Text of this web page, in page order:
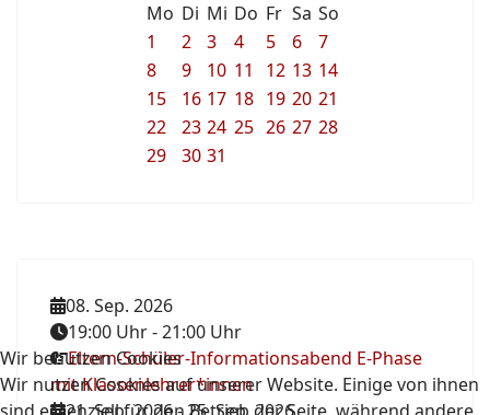
Mo Di Mi Do Fr Sa So
1
2 3 4 5 6
7
8
9 10 11 12 13 14
15
16 17 18 19 20 21
22
23 24 25 26 27 28
29
30 31
08. Sep. 2026
19:00 Uhr-21:00 Uhr
Eltern-Schüler-Informationsabend E-Phase
mit Klassenlehrer*innen
Wir benutzen Cookies
Wir nutzen Cookies auf unserer Website. Einige von ihnen
sind essenziell für den Betrieb der Seite, während andere